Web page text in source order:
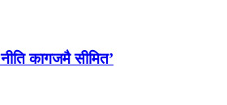
कागजमै सीमित’